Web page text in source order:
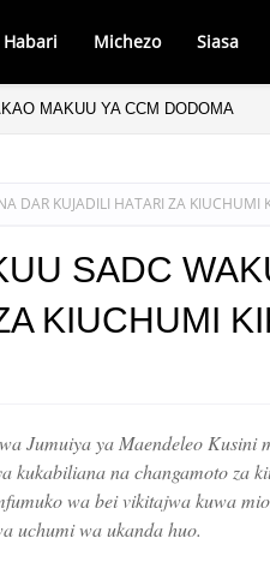
Habari Michezo Siasa
MAKUU YA CCM DODOMA
DAR KUJADILI HATARI ZA KIUCHUMI
SADC
KIUCHUMI
Jumuiya ya Maendeleo Kusini
na changamoto za
wa bei vikitajwa kuwa
uchumi wa ukanda huo.